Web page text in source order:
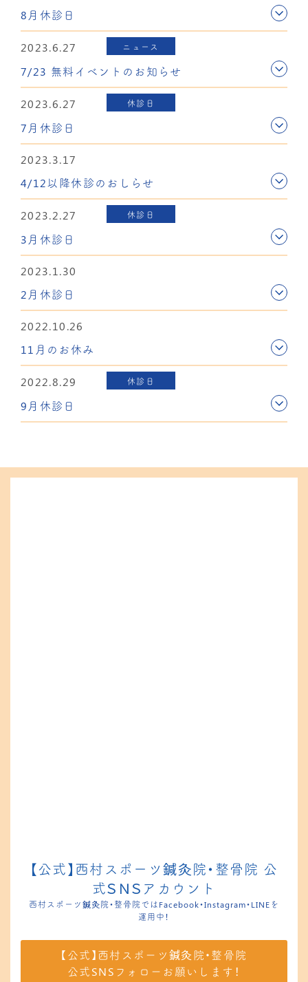
8月休診日
2023.6.27 ニュース
7/23 無料イベントのお知らせ
2023.6.27 休診日
7月休診日
2023.3.17
4/12以降休診のおしらせ
2023.2.27 休診日
3月休診日
2023.1.30
2月休診日
2022.10.26
11月のお休み
2022.8.29 休診日
9月休診日
【公式】西村スポーツ鍼灸院・整骨院 公
式ＳＮＳアカウント
西村スポーツ鍼灸院・整骨院ではFacebook・Instagram・LINEを
運用中！
【公式】西村スポーツ鍼灸院・整骨院
公式SNSフォローお願いします！